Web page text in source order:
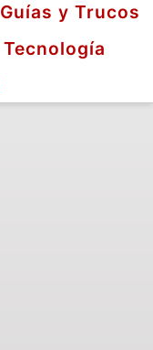
Guías y Trucos
Tecnología